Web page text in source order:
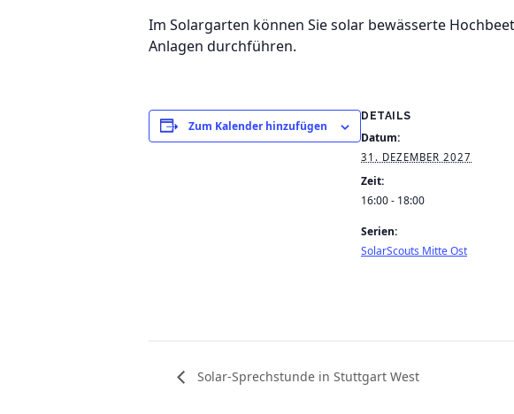
Im Solargarten können Sie solar bewässerte
Anlagen durchführen.
Zum Kalender hinzufügen
DETAILS
Datum:
31. DEZEMBER 2027
Zeit:
16:00 - 18:00
Serien:
SolarScouts Mitte Ost
Solar-Sprechstunde in Stuttgart West